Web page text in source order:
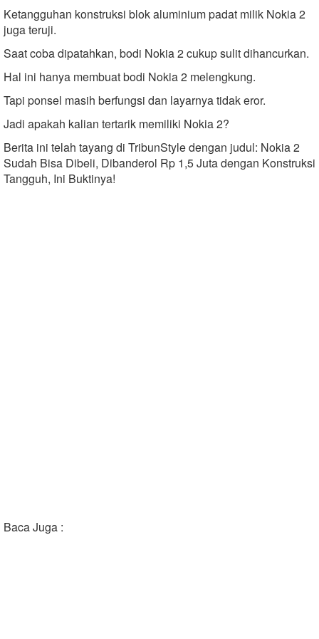
Ketangguhan konstruksi blok aluminium padat milik Nokia 2
juga teruji.
Saat coba dipatahkan, bodi Nokia 2 cukup sulit dihancurkan.
Hal ini hanya membuat bodi Nokia 2 melengkung.
Tapi ponsel masih berfungsi dan layarnya tidak eror.
Jadi apakah kalian tertarik memiliki Nokia 2?
Berita ini telah tayang di TribunStyle dengan judul: Nokia 2
Sudah Bisa Dibeli, Dibanderol Rp 1,5 Juta dengan Konstruksi
Tangguh, Ini Buktinya!
Baca Juga :